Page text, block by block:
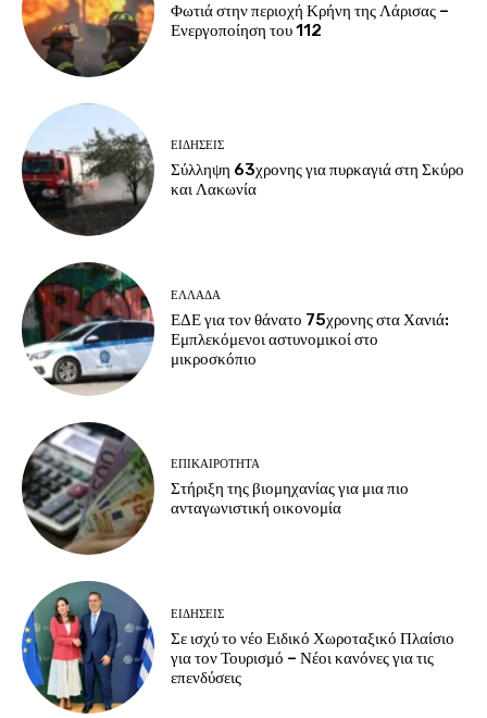
Φωτιά στην περιοχή Κρήνη της Λάρισας –
Ενεργοποίηση του 112
ΕΙΔΗΣΕΙΣ
Σύλληψη 63χρονης για πυρκαγιά στη Σκύρο
και Λακωνία
ΕΛΛΑΔΑ
ΕΔΕ για τον θάνατο 75χρονης στα Χανιά:
Εμπλεκόμενοι αστυνομικοί στο
μικροσκόπιο
ΕΠΙΚΑΙΡΟΤΗΤΑ
Στήριξη της βιομηχανίας για μια πιο
ανταγωνιστική οικονομία
ΕΙΔΗΣΕΙΣ
Σε ισχύ το νέο Ειδικό Χωροταξικό Πλαίσιο
για τον Τουρισμό – Νέοι κανόνες για τις
επενδύσεις